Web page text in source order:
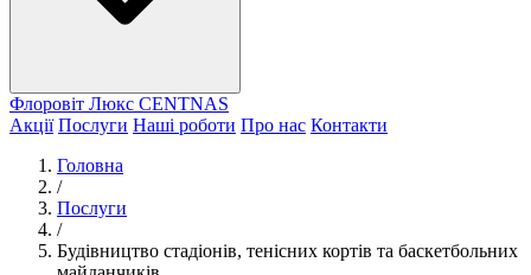
Флоровіт Люкс СENTNAS
Акції Послуги Наші роботи Про нас Контакти
Головна
/
Послуги
/
Будівництво стадіонів, тенісних кортів та баскетбольних